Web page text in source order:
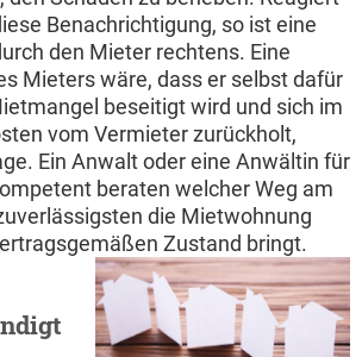
Benachrichtigung, so ist eine
den Mieter rechtens. Eine
Mieters wäre, dass er selbst dafür
beseitigt wird und sich im
vom Vermieter zurückholt,
Ein Anwalt oder eine Anwältin für
beraten welcher Weg am
die Mietwohnung
Zustand bringt.